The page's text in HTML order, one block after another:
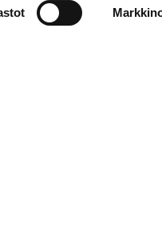
facebook